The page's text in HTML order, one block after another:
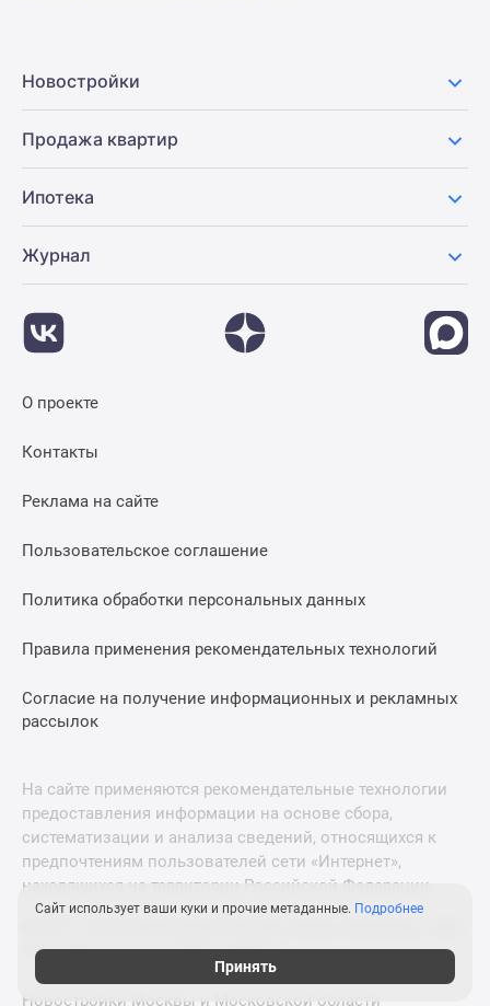
Новостройки
Продажа квартир
Ипотека
Журнал
О проекте
Контакты
Реклама на сайте
Пользовательское соглашение
Политика обработки персональных данных
Правила применения рекомендательных технологий
Согласие на получение информационных и рекламных
рассылок
На сайте применяются рекомендательные технологии
предоставления информации на основе сбора,
систематизации и анализа сведений, относящихся к
предпочтениям пользователей сети «Интернет»,
находящихся на территории Российской Федерации.
что нужно знать о новостройках
Новостройки Москвы и Московской области
Сайт использует ваши куки и прочие метаданные. Подробнее
Принять